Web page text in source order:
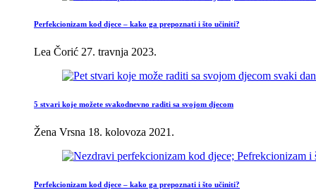
Perfekcionizam kod djece – kako ga prepoznati i što učiniti?
Lea Čorić 27. travnja 2023.
5 stvari koje možete svakodnevno raditi sa svojom djecom
Žena Vrsna 18. kolovoza 2021.
Perfekcionizam kod djece – kako ga prepoznati i što učiniti?